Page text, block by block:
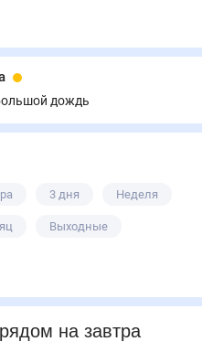
дождь
3 дня Неделя
Выходные
на завтра